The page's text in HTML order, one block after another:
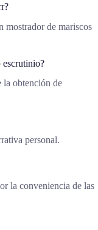
mostrador de mariscos
escrutinio?
la obtención de
personal.
la conveniencia de las